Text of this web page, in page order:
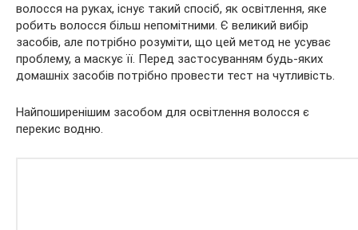
волосся на руках, існує такий спосіб, як освітлення, яке
робить волосся більш непомітними. Є великий вибір
засобів, але потрібно розуміти, що цей метод не усуває
проблему, а маскує її. Перед застосуванням будь-яких
домашніх засобів потрібно провести тест на чутливість.
Найпоширенішим засобом для освітлення волосся є
перекис водню.